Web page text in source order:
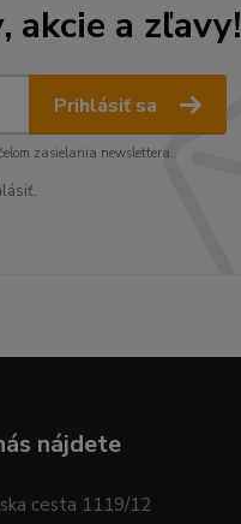
akcie a zľavy!
Prihlásiť sa
zasielania newslettera.
nájdete
cesta 1119/12